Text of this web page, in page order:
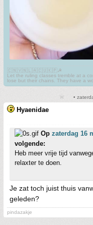
🇨🇳🇻🇳🇱🇦🇨🇺🇰🇵☭
Let the ruling classes tremble at a
lose but their chains. They have a
•
Hyaenidae
Op zaterdag 16
volgende:
Heb meer vrije tijd
relaxter te doen.
Je zat toch juist thuis
geleden?
pindazakje